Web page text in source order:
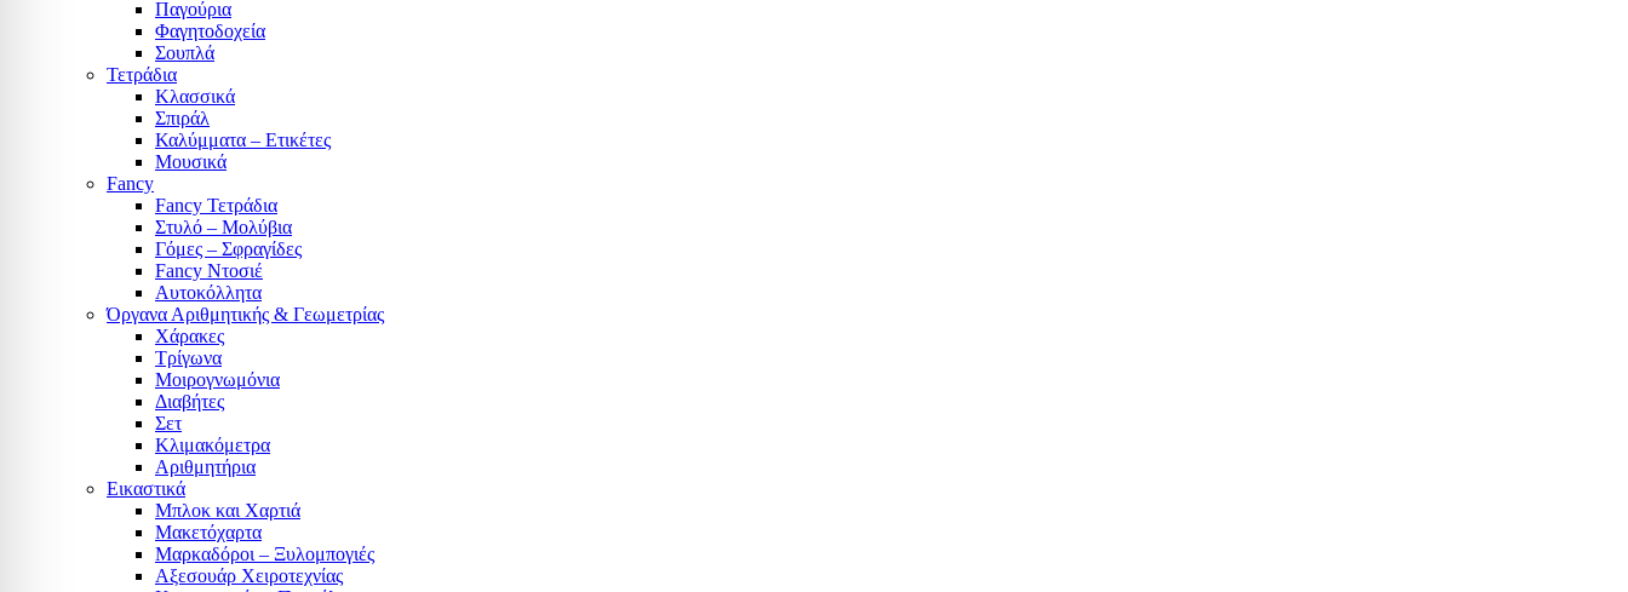
Παγούρια
Φαγητοδοχεία
Σουπλά
Τετράδια
Κλασσικά
Σπιράλ
Καλύμματα – Ετικέτες
Μουσικά
Fancy
Fancy Τετράδια
Στυλό – Μολύβια
Γόμες – Σφραγίδες
Fancy Ντοσιέ
Αυτοκόλλητα
Όργανα Αριθμητικής & Γεωμετρίας
Χάρακες
Τρίγωνα
Mοιρογνωμόνια
Διαβήτες
Σετ
Κλιμακόμετρα
Αριθμητήρια
Εικαστικά
Μπλοκ και Χαρτιά
Μακετόχαρτα
Μαρκαδόροι – Ξυλομπογιές
Αξεσουάρ Χειροτεχνίας